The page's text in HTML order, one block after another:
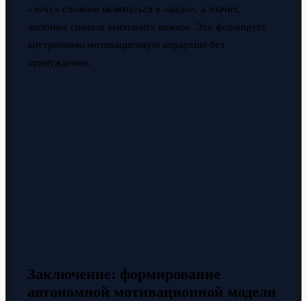
«хочу» сложнее включаться в «надо», а значит,
логичнее сначала выполнить важное. Это формирует
внутреннюю мотивационную иерархию без
принуждения.
Заключение: формирование
автономной мотивационной модели